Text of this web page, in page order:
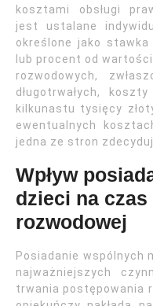
kosztami obsługi
jest ustalane
określone jako stawka
lub procent od
rozwodowych,
długotrwałych,
kilkunastu tysięcy
ewentualnych
jedna ze stron
Wpływ
dzieci na
rozwodowej
Posiadanie wspólnych
najważniejszych
trwania postępowania